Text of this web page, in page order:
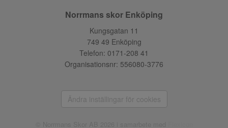
Norrmans skor Enköping
Kungsgatan 11
749 49 Enköping
Telefon: 0171-208 41
Organisationsnr: 556080-3776
Ändra inställingar för cookies